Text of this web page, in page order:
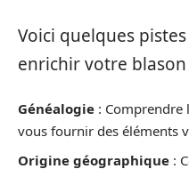
Voici quelques
enrichir votre
Généalogie : Comprendre
vous fournir des éléments
Origine géographique :